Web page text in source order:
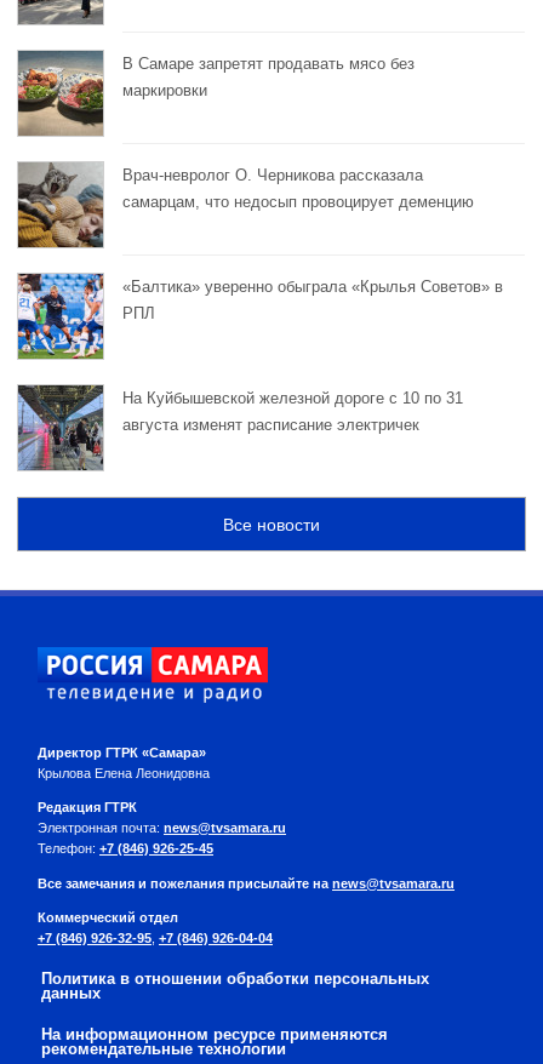
В Самаре запретят продавать мясо без
маркировки
Врач-невролог О. Черникова рассказала
самарцам, что недосып провоцирует деменцию
«Балтика» уверенно обыграла «Крылья Советов» в
РПЛ
На Куйбышевской железной дороге с 10 по 31
августа изменят расписание электричек
Все новости
Директор ГТРК «Самара»
Крылова Елена Леонидовна
Редакция ГТРК
Электронная почта: news@tvsamara.ru
Телефон: +7 (846) 926-25-45
Все замечания и пожелания присылайте на news@tvsamara.ru
Коммерческий отдел
+7 (846) 926-32-95 +7 (846) 926-04-04
Политика в отношении обработки персональных
данных
На информационном ресурсе применяются
рекомендательные технологии